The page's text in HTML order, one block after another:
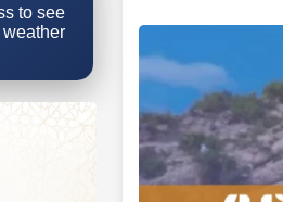
to see
weather